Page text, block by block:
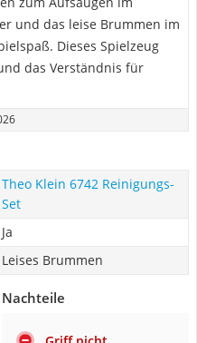
und das leise Brummen im
Dieses Spielzeug
das Verständnis für
Theo Klein 6742 Reinigungs-
Set
Ja
Leises Brummen
Nachteile